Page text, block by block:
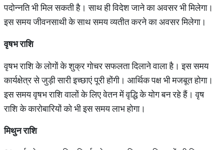
पदोन्नति भी मिल सकती है। साथ ही विदेश जाने का अवसर भी मिलेगा।
इस समय जीवनसाथी के साथ समय व्यतीत करने का अवसर मिलेगा।
वृषभराशि
वृषभ राशि के लोगों के शुक्र गोचर सफलता दिलाने वाला है। इस समय
कार्यक्षेत्र से जुड़ी सारी इच्छाएं पूरी होंगी। आर्थिक पक्ष भी मजबूत होगा।
इस समय वृषभ राशि वालों के लिए वेतन में वृद्धि के योग बन रहे हैं। वृष
राशि के कारोबारियों को भी इस समय लाभ होगा।
मिथुनराशि